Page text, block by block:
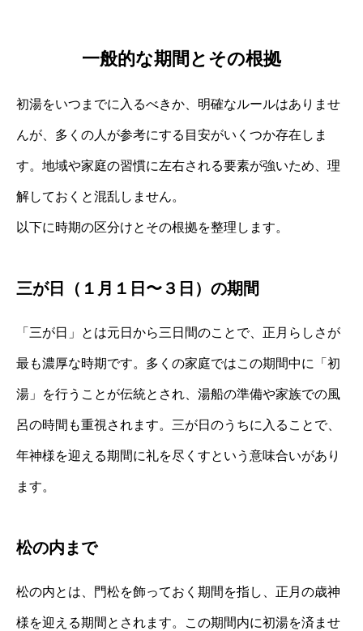
一般的な期間とその根拠
初湯をいつまでに入るべきか、明確なルールはありませ
んが、多くの人が参考にする目安がいくつか存在しま
す。地域や家庭の習慣に左右される要素が強いため、理
解しておくと混乱しません。
以下に時期の区分けとその根拠を整理します。
三が日（１月１日〜３日）の期間
「三が日」とは元日から三日間のことで、正月らしさが
最も濃厚な時期です。多くの家庭ではこの期間中に「初
湯」を行うことが伝統とされ、湯船の準備や家族での風
呂の時間も重視されます。三が日のうちに入ることで、
年神様を迎える期間に礼を尽くすという意味合いがあり
ます。
松の内まで
松の内とは、門松を飾っておく期間を指し、正月の歳神
様を迎える期間とされます。この期間内に初湯を済ませ